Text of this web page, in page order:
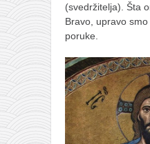
(svedržitelja). Šta
Bravo, upravo
poruke.